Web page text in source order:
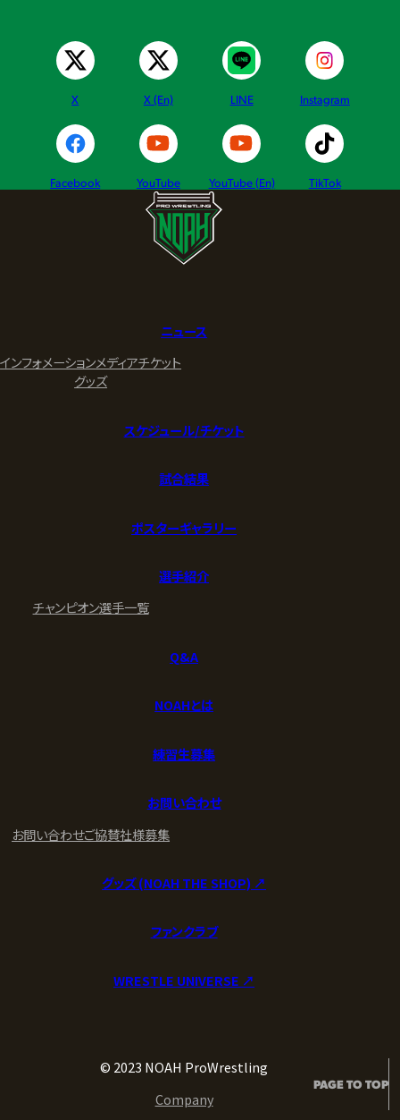
X X (En) LINE Instagram
Facebook YouTube YouTube (En) TikTok
ニュース
インフォメーションメディアチケット
グッズ
スケジュール/チケット
試合結果
ポスターギャラリー
選手紹介
チャンピオン選手一覧
Q&A
NOAHとは
練習生募集
お問い合わせ
お問い合わせご協賛社様募集
グッズ (NOAH THE SHOP) ↗︎
ファンクラブ
WRESTLE UNIVERSE ↗︎
© 2023 NOAH ProWrestling
Company
PAGE TO TOP